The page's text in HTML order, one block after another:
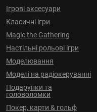
Ігрові аксесуари
Класичні ігри
Magic the Gathering
Настільні рольові ігри
Моделювання
Моделі на радіокеруванні
Подарунки та
головоломки
Покер, карти & гольф